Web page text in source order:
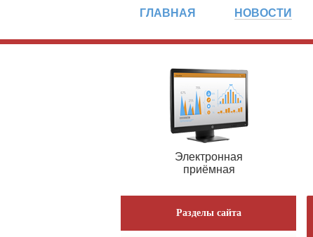
ГЛАВНАЯ НОВОСТИ
Электронная
приёмная
Разделы сайта